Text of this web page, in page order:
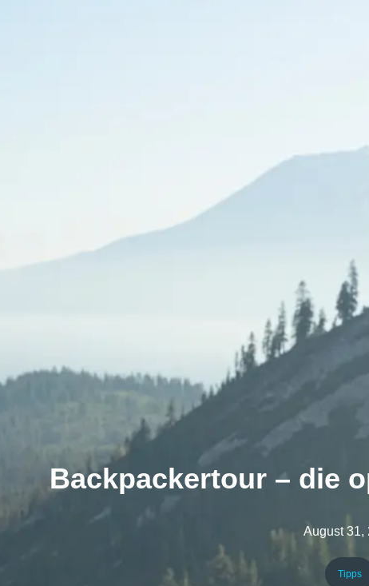
Backpackertour – die
August 31,
Tipps